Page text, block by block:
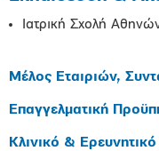
Ιατρική Σχολή
Μέλος Εταιριών,
Επαγγελματική
Κλινικό &